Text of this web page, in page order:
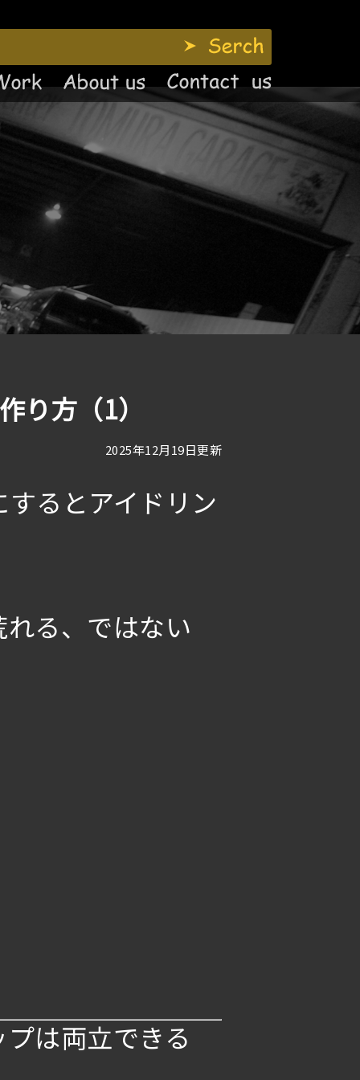
り方（1）
2025年12月19日更新
るとアイドリン
る、ではない
は両立できる